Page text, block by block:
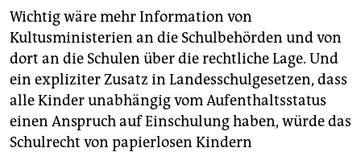
Wichtig wäre mehr Information von
Kultusministerien an die Schulbehörden und von
dort an die Schulen über die rechtliche Lage. Und
ein expliziter Zusatz in Landesschulgesetzen, dass
alle Kinder unabhängig vom Aufenthaltsstatus
einen Anspruch auf Einschulung haben, würde das
Schulrecht von papierlosen Kindern